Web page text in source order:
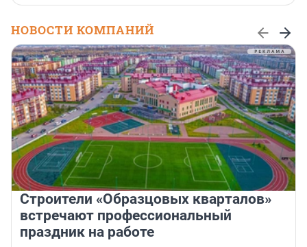
НОВОСТИ КОМПАНИЙ
Строители «Образцовых кварталов»
встречают профессиональный
праздник на работе